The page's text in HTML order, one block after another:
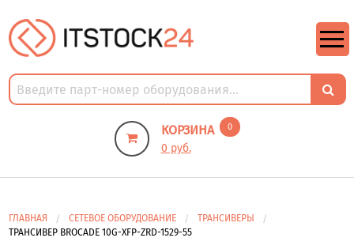
КОРЗИНА 0
0 руб.
ГЛАВНАЯ СЕТЕВОЕ ОБОРУДОВАНИЕ
ТРАНСИВЕРЫ
ТРАНСИВЕР BROCADE 10G-XFP-ZRD-1529-55